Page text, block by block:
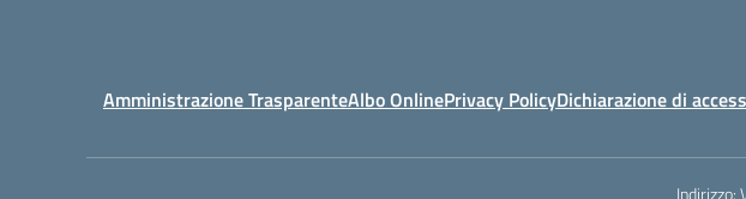
Amministrazione TrasparenteAlbo OnlinePrivacy PolicyDichiarazione di
Indirizzo: